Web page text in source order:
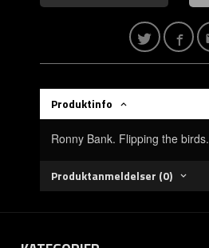
Produktinfo
Ronny Bank. Flipping the birds.
Produktanmeldelser (0)